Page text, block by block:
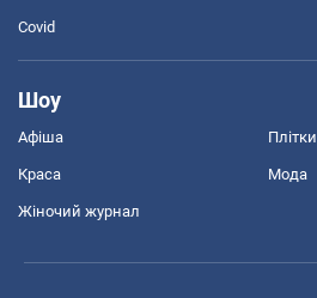
Covid
Шоу
Афіша Плітки
Краса Мода
Жіночий журнал